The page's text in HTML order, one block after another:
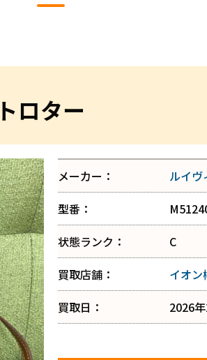
ロター
メーカー：
ルイヴ
型番：
状態ランク：
C
買取店舗：
イオン
買取日：
2026